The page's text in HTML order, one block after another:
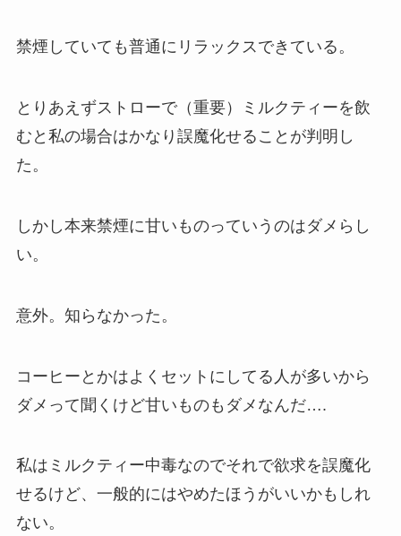
禁煙していても普通にリラックスできている。
とりあえずストローで（重要）ミルクティーを飲
むと私の場合はかなり誤魔化せることが判明し
た。
しかし本来禁煙に甘いものっていうのはダメらし
い。
意外。知らなかった。
コーヒーとかはよくセットにしてる人が多いから
ダメって聞くけど甘いものもダメなんだ….
私はミルクティー中毒なのでそれで欲求を誤魔化
せるけど、一般的にはやめたほうがいいかもしれ
ない。